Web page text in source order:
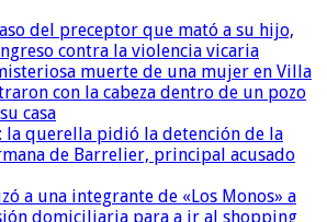
del preceptor que mató a su hijo,
contra la violencia vicaria
muerte de una mujer en Villa
con la cabeza dentro de un pozo
casa
la querella pidió la detención de la
de Barrelier, principal acusado
a una integrante de «Los Monos» a
domiciliaria para a ir al shopping